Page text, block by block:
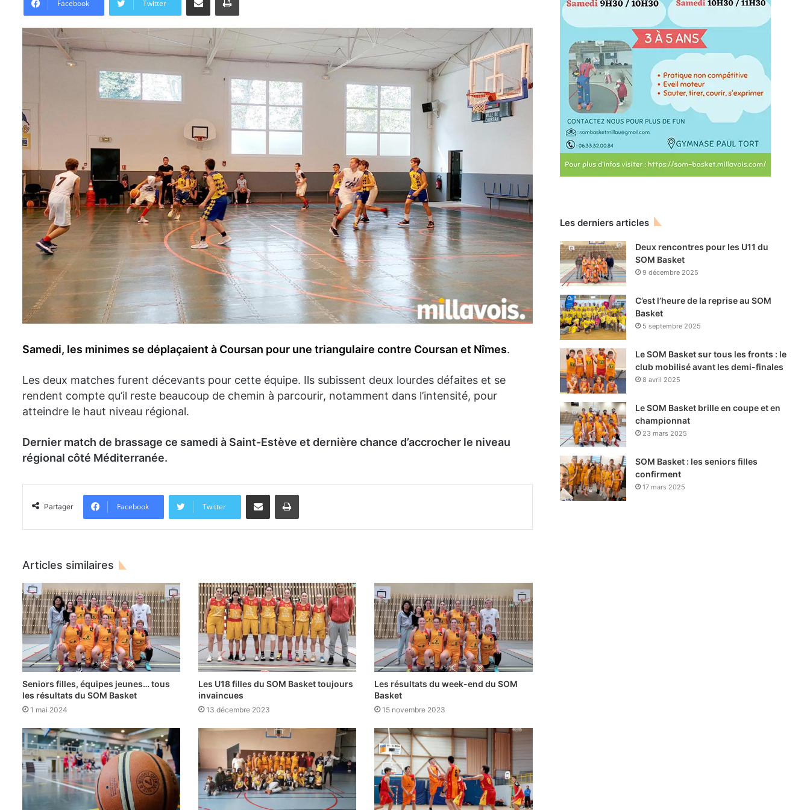
Facebook Twitter
Samedi, les minimes se déplaçaient à Coursan pour une triangulaire contre Coursan et Nîmes.
Les deux matches furent décevants pour cette équipe. Ils subissent deux lourdes défaites et se
rendent compte qu’il reste beaucoup de chemin à parcourir, notamment dans l’intensité, pour
atteindre le haut niveau régional.
Dernier match de brassage ce samedi à Saint-Estève et dernière chance d’accrocher le niveau
régional côté Méditerranée.
Partager Facebook Twitter
Articles similaires
Seniors filles, équipes jeunes… tous
les résultats du SOM Basket
1 mai 2024
Les U18 filles du SOM Basket toujours
invaincues
13 décembre 2023
Les résultats du week-end du SOM
Basket
15 novembre 2023
Les derniers articles
Deux rencontres pour les U11 du
SOM Basket
9 décembre 2025
C’est l’heure de la reprise au SOM
Basket
5 septembre 2025
Le SOM Basket sur tous les fronts : le
club mobilisé avant les demi-finales
8 avril 2025
Le SOM Basket brille en coupe et en
championnat
23 mars 2025
SOM Basket : les seniors filles
confirment
17 mars 2025